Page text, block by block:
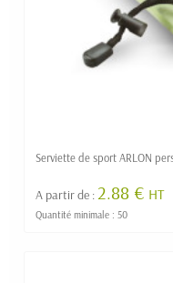
Serviette de sport ARLON
A partir de : 2.88 € HT
Quantité minimale : 50